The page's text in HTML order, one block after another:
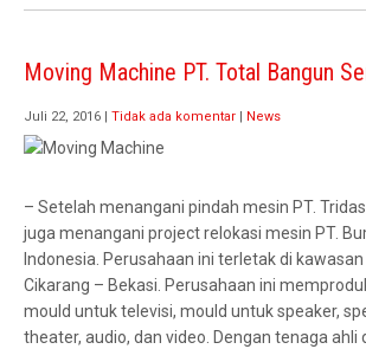
Moving Machine PT. Total Bangun
Juli 22, 2016 Tidak ada komentar News
– Setelah menangani pindah mesin PT.
juga menangani project relokasi mesin PT.
Indonesia. Perusahaan ini terletak di
Cikarang – Bekasi. Perusahaan ini
mould untuk televisi, mould untuk speaker,
theater, audio, dan video. Dengan tenaga ahli